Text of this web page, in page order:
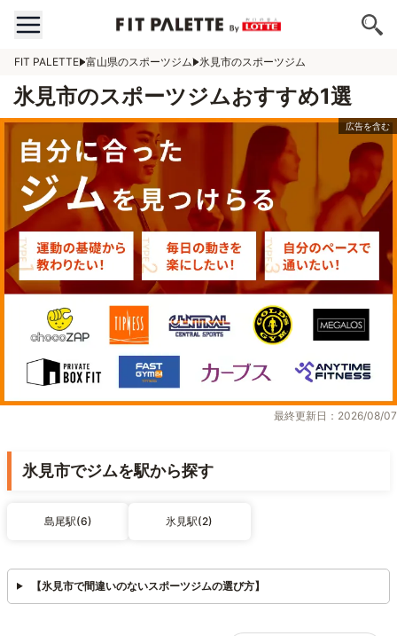
FIT PALETTE 富山県のスポーツジム 氷見市のスポーツジム
氷見市のスポーツジムおすすめ1選
最終更新日：2026/08/07
氷見市でジムを駅から探す
島尾駅(6) 氷見駅(2)
【氷見市で間違いのないスポーツジムの選び方】